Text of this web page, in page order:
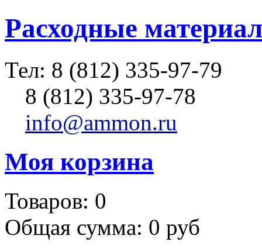
Расходные
Тел: 8 (812) 335-97-79
8 (812) 335-97-78
info@ammon.ru
Моя корзина
Товаров: 0
Общая сумма: 0 руб